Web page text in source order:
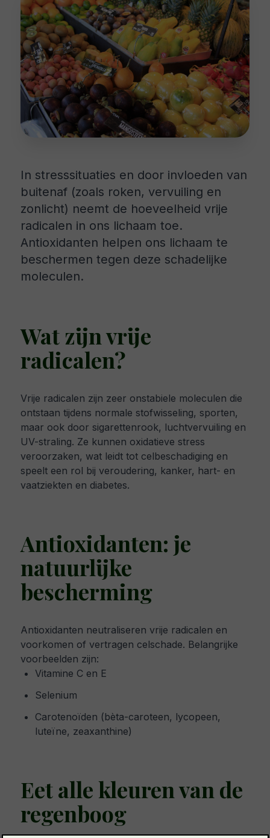
In stresssituaties en door invloeden van
buitenaf (zoals roken, vervuiling en
zonlicht) neemt de hoeveelheid vrije
radicalen in ons lichaam toe.
Antioxidanten helpen ons lichaam te
beschermen tegen deze schadelijke
moleculen.
Wat zijn vrije
radicalen?
Vrije radicalen zijn zeer onstabiele moleculen die
ontstaan tijdens normale stofwisseling, sporten,
maar ook door sigarettenrook, luchtvervuiling en
UV-straling. Ze kunnen oxidatieve stress
veroorzaken, wat leidt tot celbeschadiging en
speelt een rol bij veroudering, kanker, hart- en
vaatziekten en diabetes.
Antioxidanten: je
natuurlijke
bescherming
Antioxidanten neutraliseren vrije radicalen en
voorkomen of vertragen celschade. Belangrijke
voorbeelden zijn:
Vitamine C en E
Selenium
Carotenoïden (bèta-caroteen, lycopeen,
luteïne, zeaxanthine)
Eet alle kleuren van de
regenboog